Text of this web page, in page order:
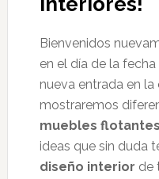
Bienvenidos
en el día de la
nueva entrada en
mostraremos
muebles flotantes
ideas que sin duda
diseño interior de